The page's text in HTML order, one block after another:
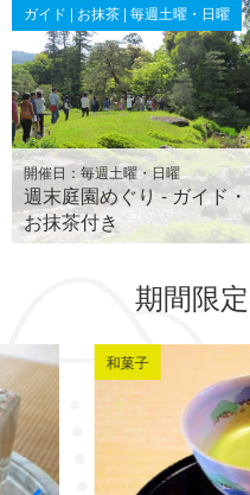
ガイド | お抹茶 | 毎週土曜・日曜
開催日：毎週土曜・日曜
週末庭園めぐり - ガイド・
お抹茶付き
期間限
和菓子